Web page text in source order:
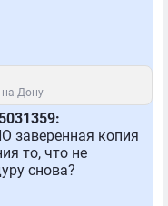
на-Дону
заверенная копия
то, что не
снова?